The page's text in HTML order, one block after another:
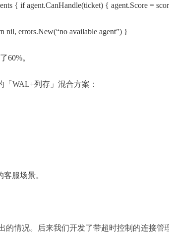
{ if agent.CanHandle(ticket) { agent.Score =
nil, errors.New(“no available agent”) }
60%。
WAL+列存」混合方案：
服场景。
情况。后来我们开发了带超时控制的连接管